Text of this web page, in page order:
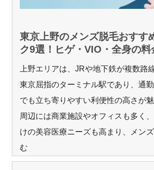
東京上野のメンズ脱毛おすす
ク9選！ヒゲ・VIO・全身の料
上野エリアは、JRや地下鉄が複数路
東京屈指のターミナル駅であり、通
でも立ち寄りやすい利便性の高さが
周辺には商業施設やオフィスも多く
けの美容医療ニーズも高まり、メン
む